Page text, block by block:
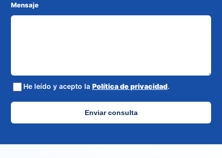
Mensaje
He leído y acepto la Política de privacidad.
Enviar consulta